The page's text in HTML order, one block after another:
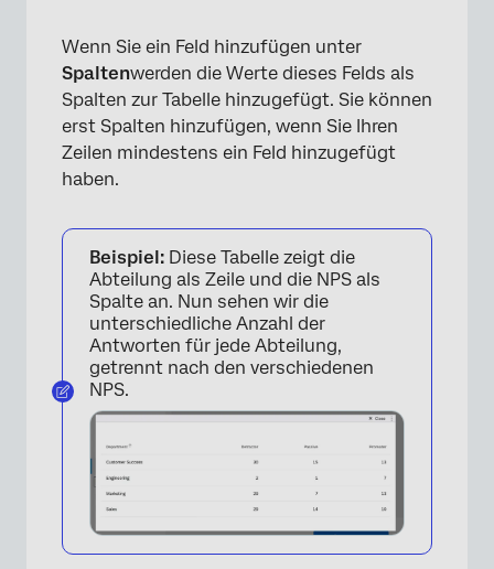
×
Wenn Sie ein Feld hinzufügen unter
Spaltenwerden die Werte dieses Felds als
Spalten zur Tabelle hinzugefügt. Sie können
erst Spalten hinzufügen, wenn Sie Ihren
Zeilen mindestens ein Feld hinzugefügt
haben.
Beispiel: Diese Tabelle zeigt die
Abteilung als Zeile und die NPS als
Spalte an. Nun sehen wir die
unterschiedliche Anzahl der
Antworten für jede Abteilung,
getrennt nach den verschiedenen
NPS.